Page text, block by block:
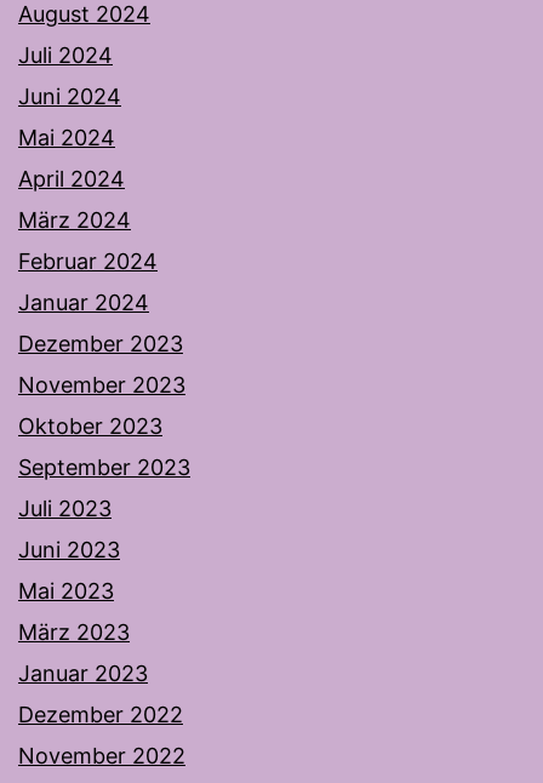
August 2024
Juli 2024
Juni 2024
Mai 2024
April 2024
März 2024
Februar 2024
Januar 2024
Dezember 2023
November 2023
Oktober 2023
September 2023
Juli 2023
Juni 2023
Mai 2023
März 2023
Januar 2023
Dezember 2022
November 2022